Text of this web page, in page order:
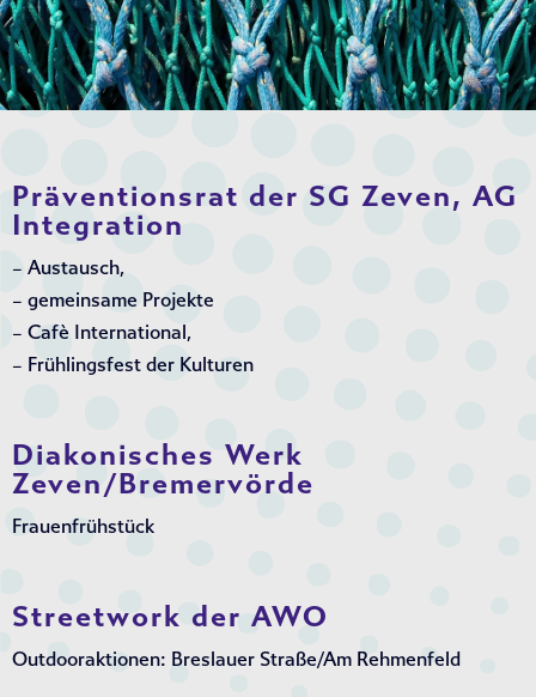
Präventionsrat der SG Zeven, AG
Integration
– Austausch,
– gemeinsame Projekte
– Cafè International,
– Frühlingsfest der Kulturen
Diakonisches Werk
Zeven/Bremervörde
Frauenfrühstück
Streetwork der AWO
Outdooraktionen: Breslauer Straße/Am Rehmenfeld